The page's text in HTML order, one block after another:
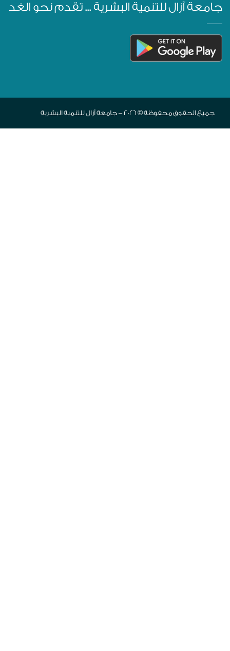
جامعة آزال للتنمية البشرية ... تقدم نحو الغد
جميع الحقوق محفوظة © 2026 - جامعة آزال للتنمية البشرية